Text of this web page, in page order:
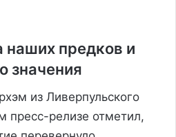
наших предков и
значения
из Ливерпульского
пресс-релизе отметил,